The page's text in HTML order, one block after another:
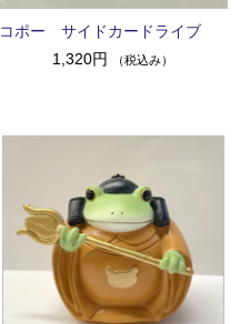
コポー サイドカードライブ
1,320円
（税込み）